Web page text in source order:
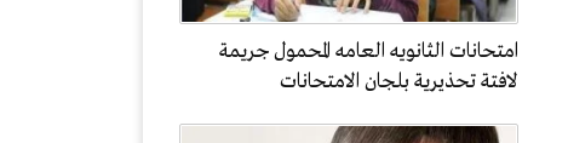
امتحانات الثانويه العامه المحمول جريمة
لافتة تحذيرية بلجان الامتحانات